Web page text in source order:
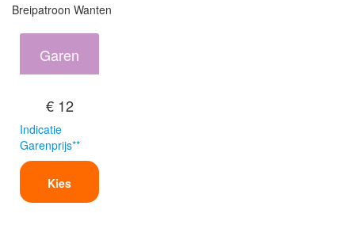
Breipatroon Wanten
Garen
€ 12
Indicatie
Garenprijs**
Kies